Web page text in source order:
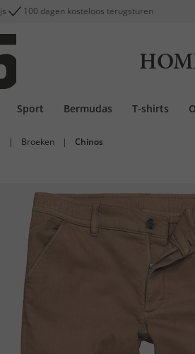
100 dagen kosteloos terugsturen
Sport Bermudas T-shirts
| Broeken | Chinos